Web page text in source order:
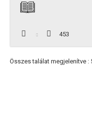
453
Összes találat megjelenítve :